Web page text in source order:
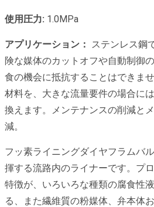
使用圧力: 1.0MPa
アプリケーション：
ステンレス鋼
険な媒体のカットオフや自動制御
食の機会に抵抗することはできま
材料を、大きな流量要件の場合に
換えます。メンテナンスの削減と
減。
フッ素ライニングダイヤフラムバ
揮する流路内のライナーです。プ
特徴が、いろいろな種類の腐食性
る、また繊維質の粉媒体、弁本体